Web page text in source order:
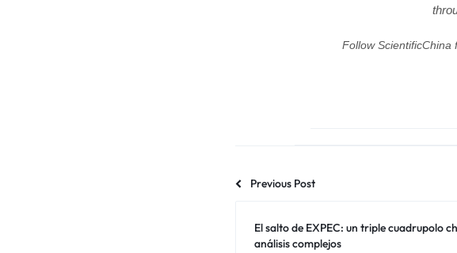
Follow
Previous Post
El salto de EXPEC: un triple cuadrupolo
análisis complejos